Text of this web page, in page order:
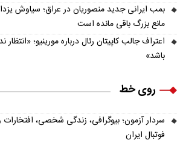
بمب ایرانی جدید منصوریان در عراق؛ سیاوش
مانع بزرگ باقی مانده است
اعتراف جالب کاپیتان رئال درباره مورینیو؛
باشد»
روی خط
سردار آزمون؛ بیوگرافی، زندگی شخصی،
فوتبال ایران